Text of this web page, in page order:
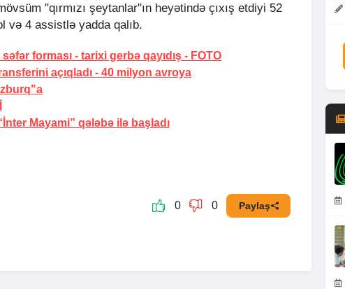
"qırmızı şeytanlar"ın heyətində çıxış etdiyi 52
və 4 assistlə yadda qalıb.
forması - tarixi gerbə qayıdış - FOTO
açıqladı - 40 milyon avroya
Mayami” qələbə ilə başladı
0 0 Paylaş